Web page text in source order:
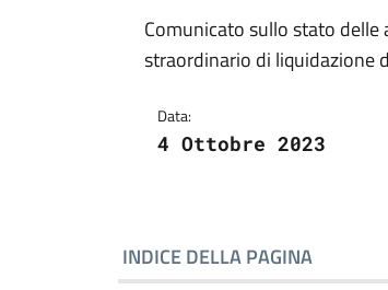
Comunicato sullo stato
straordinario di liquidazione
Data:
4 Ottobre 2023
INDICE DELLA PAGINA